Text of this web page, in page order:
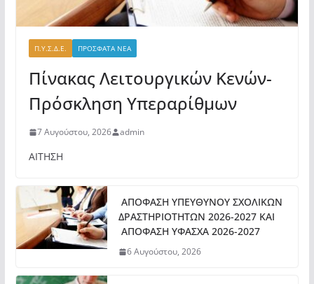
Π.Υ.Σ.Δ.Ε. ΠΡΟΣΦΑΤΑ ΝΕΑ
Πίνακας Λειτουργικών Κενών-
Πρόσκληση Υπεραρίθμων
7 Αυγούστου, 2026 admin
ΑΙΤΗΣΗ
ΑΠΟΦΑΣΗ ΥΠΕΥΘΥΝΟΥ ΣΧΟΛΙΚΩΝ
ΔΡΑΣΤΗΡΙΟΤΗΤΩΝ 2026-2027 ΚΑΙ
ΑΠΟΦΑΣΗ ΥΦΑΣΧΑ 2026-2027
6 Αυγούστου, 2026